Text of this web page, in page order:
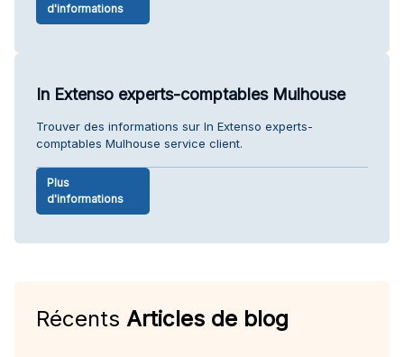
d'informations
In Extenso experts-comptables Mulhouse
Trouver des informations sur In Extenso experts-
comptables Mulhouse service client.
Plus
d'informations
Récents Articles de blog